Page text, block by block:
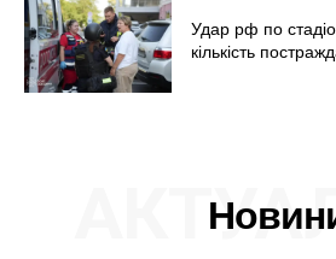
Удар рф по
кількість